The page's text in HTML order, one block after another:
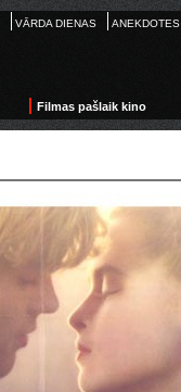
VĀRDA DIENAS ANEKDOTES
Filmas pašlaik kino